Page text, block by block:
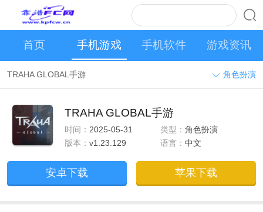
首页 手机游戏 手机软件 游戏资讯
TRAHA GLOBAL手游 角色扮演
TRAHA GLOBAL手游
时间： 2025-05-31 类型：角色扮演
版本：v1.23.129 语言：中文
安卓下载 苹果下载